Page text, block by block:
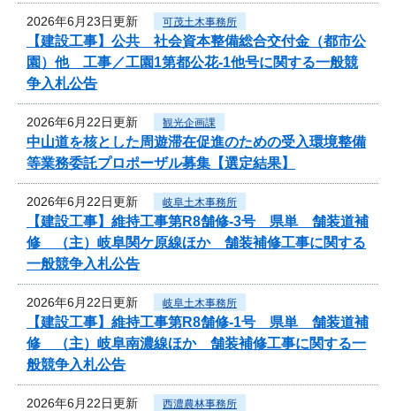
2026年6月23日更新 可茂土木事務所
【建設工事】公共 社会資本整備総合交付金（都市公
園）他 工事／工園1第都公花-1他号に関する一般競
争入札公告
2026年6月22日更新 観光企画課
中山道を核とした周遊滞在促進のための受入環境整備
等業務委託プロポーザル募集【選定結果】
2026年6月22日更新 岐阜土木事務所
【建設工事】維持工事第R8舗修-3号 県単 舗装道補
修 （主）岐阜関ケ原線ほか 舗装補修工事に関する
一般競争入札公告
2026年6月22日更新 岐阜土木事務所
【建設工事】維持工事第R8舗修-1号 県単 舗装道補
修 （主）岐阜南濃線ほか 舗装補修工事に関する一
般競争入札公告
2026年6月22日更新 西濃農林事務所